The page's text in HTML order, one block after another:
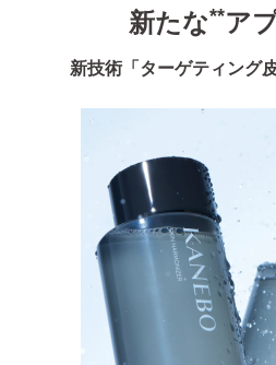
新たな**ア
新技術「ターゲティング